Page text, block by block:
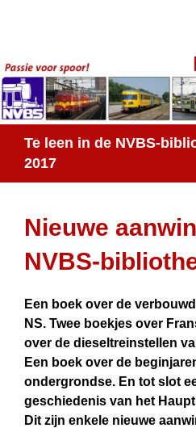
Te leen in de NVBS-
2017
Nieuwe
NVBS-
Een boek over de
NS. Twee boekjes over
over de dieseltreinstellen
Een boek over de
ondergrondse. En tot slot
geschiedenis van het
Dit zijn enkele nieuwe